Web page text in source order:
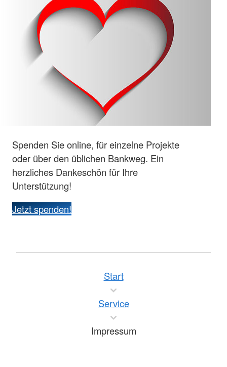
Spenden Sie online, für einzelne Projekte
oder über den üblichen Bankweg. Ein
herzliches Dankeschön für Ihre
Unterstützung!
Jetzt spenden!
Start
Service
Impressum